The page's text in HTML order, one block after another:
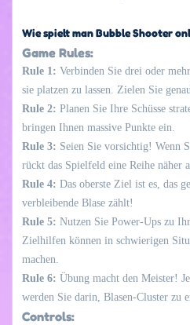
Wie spielt man Bubble Shooter
Game Rules:
Rule 1: Verbinden Sie drei oder
sie platzen zu lassen. Zielen Sie
Rule 2: Planen Sie Ihre Schüsse
bringen Ihnen massive Punkte ein.
Rule 3: Seien Sie vorsichtig! Wenn
rückt das Spielfeld eine Reihe näher
Rule 4: Das oberste Ziel ist es, das
verbleibende Blase zählt!
Rule 5: Nutzen Sie Power-Ups zu
Zielhilfen können in schwierigen
machen.
Rule 6: Übung macht den Meister!
werden Sie darin, Blasen-Cluster zu
Controls: